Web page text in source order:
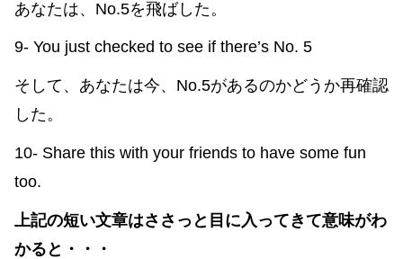
あなたは、No.5を飛ばした。
9- You just checked to see if there’s No. 5
そして、あなたは今、No.5があるのかどうか再確認
した。
10- Share this with your friends to have some fun
too.
上記の短い文章はささっと目に入ってきて意味がわ
かると・・・